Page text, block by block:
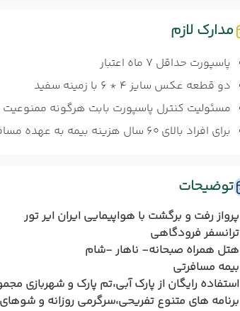
مدارک لازم
پاسپورت حداقل 7 ماه اعتبار
دو قطعه عکس سایز 4 * 6 با زمینه سفید
مسئولیت کنترل پاسپورت بابت هرگونه
برای افراد بالای 60 سال هزینه بیمه به عهده مسافر و الزامی است
توضیحات
پرواز رفت و برگشت با هواپیمایی ایران ایر تور
ترانسفر فرودگاهی
هتل همراه صبحانه- ناهار -شام
بیمه مسافرتی
استفاده رایگان از پارک آبی،تم پارک و شهربازی
برنامه های متنوع تفریحی،سرگرمی روزانه و